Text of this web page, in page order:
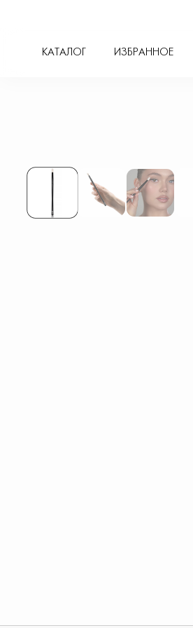
КАТАЛОГ ИЗБРАННОЕ